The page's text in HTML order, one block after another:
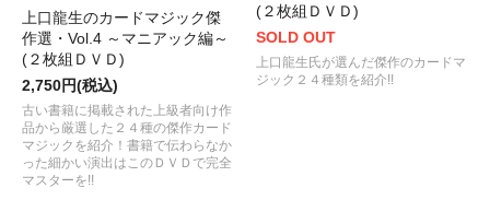
上口龍生のカードマジック傑
作選・Vol.4 ～マニアック編～
(２枚組ＤＶＤ)
2,750円(税込)
古い書籍に掲載された上級者向け作
品から厳選した２４種の傑作カード
マジックを紹介！書籍で伝わらなか
った細かい演出はこのＤＶＤで完全
マスターを!!
(２枚組ＤＶＤ)
SOLD OUT
上口龍生氏が選んだ傑作のカードマ
ジック２４種類を紹介!!